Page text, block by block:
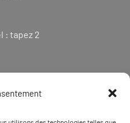
: tapez 2
Thanatopraxie